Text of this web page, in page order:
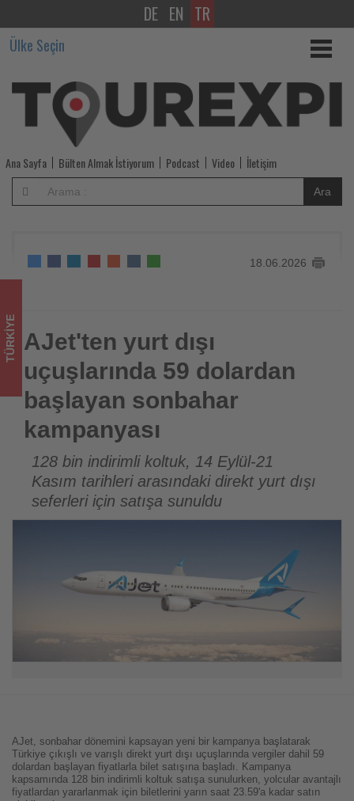
AJet'ten
yurt
dışı
uçuşlarında
59
dolardan
başlayan
sonbahar
kampanyası
-
Tourexpi,
sizler
için
turizmde
olup
bitenleri
takip
DE EN TR
Ülke Seçin
Ana Sayfa Bülten Almak İstiyorum Podcast Video İletişim
Ara
18.06.2026
AJet'ten yurt dışı uçuşlarında 59 dolardan başlayan sonbahar
kampanyası
TÜRKIYE AJet'ten yurt dışı
uçuşlarında 59 dolardan
başlayan sonbahar
kampanyası
128 bin indirimli koltuk, 14 Eylül-21
Kasım tarihleri arasındaki direkt yurt dışı
seferleri için satışa sunuldu
AJet, sonbahar dönemini kapsayan yeni bir kampanya başlatarak
Türkiye çıkışlı ve varışlı direkt yurt dışı uçuşlarında vergiler dahil 59
dolardan başlayan fiyatlarla bilet satışına başladı. Kampanya
kapsamında 128 bin indirimli koltuk satışa sunulurken, yolcular avantajlı
fiyatlardan yararlanmak için biletlerini yarın saat 23.59'a kadar satın